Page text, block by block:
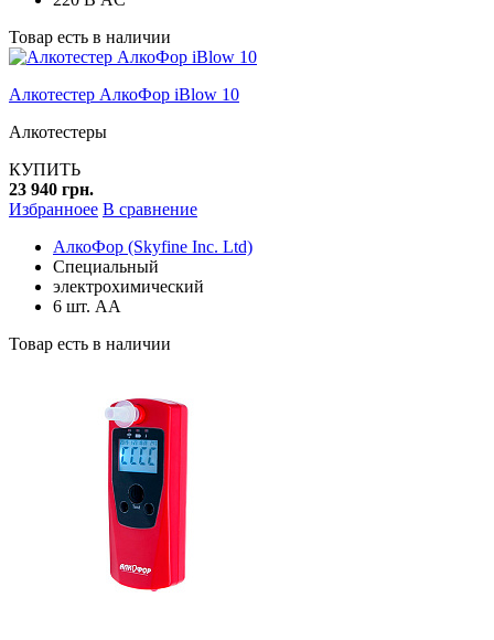
Товар есть в наличии
Алкотестер АлкоФор iBlow 10
Алкотестеры
КУПИТЬ
23 940 грн.
Избранноее В сравнение
АлкоФор (Skyfine Inc. Ltd)
Специальный
электрохимический
6 шт. АА
Товар есть в наличии